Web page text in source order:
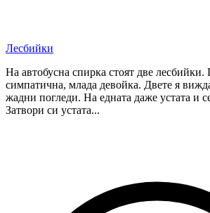
Лесбийки
На автобусна спирка стоят две
симпатична, млада девойка. Двете я
жадни погледи. На едната даже устата и
Затвори си устата...